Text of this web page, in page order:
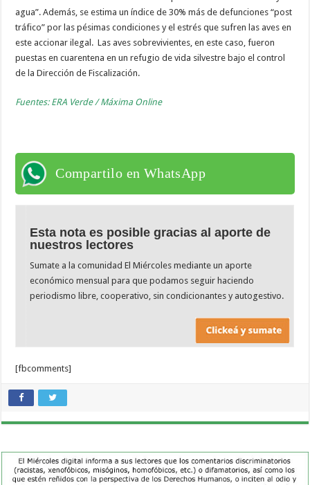
agua”. Además, se estima un índice de 30% más de defunciones “post
tráfico” por las pésimas condiciones y el estrés que sufren las aves en
este accionar ilegal. Las aves sobrevivientes, en este caso, fueron
puestas en cuarentena en un refugio de vida silvestre bajo el control
de la Dirección de Fiscalización.
Fuentes: ERA Verde / Máxima Online
Compartilo en WhatsApp
Esta nota es posible gracias al aporte de
nuestros lectores
Sumate a la comunidad El Miércoles mediante un aporte
económico mensual para que podamos seguir haciendo
periodismo libre, cooperativo, sin condicionantes y autogestivo.
[fbcomments]